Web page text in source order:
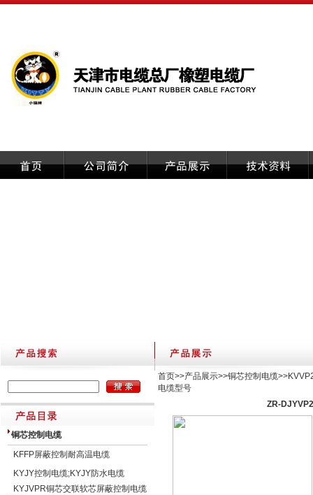
铜芯控制电缆
KFFP屏蔽控制耐高温电缆
KYJY控制电缆;KYJY防水电缆
KYJVPR铜芯交联软芯屏蔽控制电缆
首页>>产品展示>>铜芯控制电缆>>
电缆型号
ZR-